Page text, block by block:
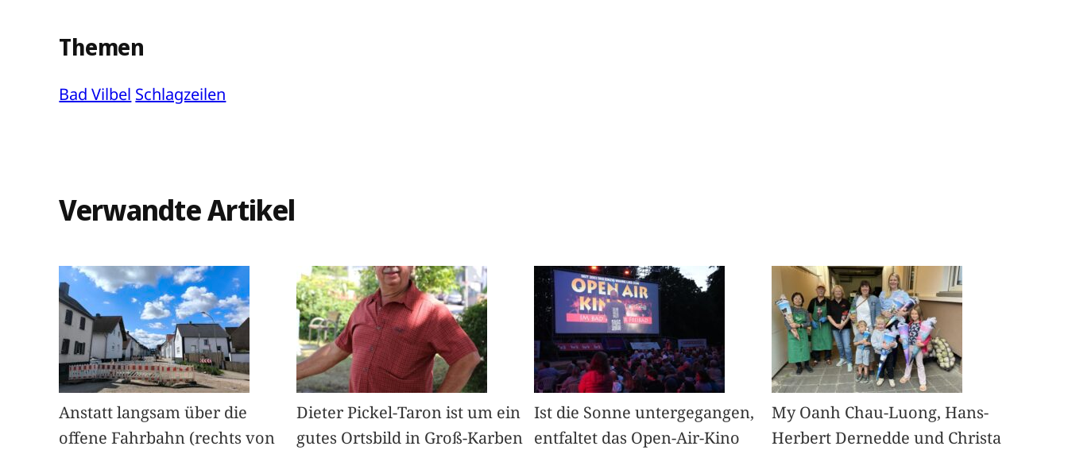
Themen
Bad Vilbel Schlagzeilen
Verwandte Artikel
Anstatt langsam über die
offene Fahrbahn (rechts von
Dieter Pickel-Taron ist um ein
gutes Ortsbild in Groß-Karben
Ist die Sonne untergegangen,
entfaltet das Open-Air-Kino
My Oanh Chau-Luong, Hans-
Herbert Dernedde und Christa